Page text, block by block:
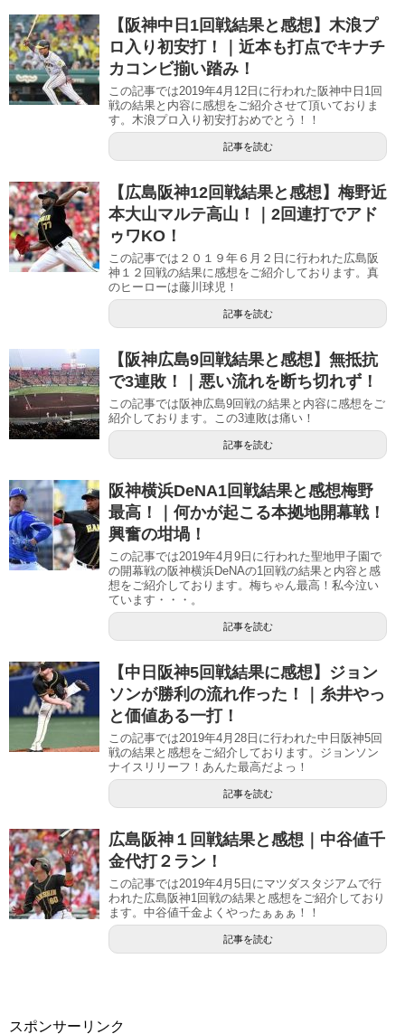
【阪神中日1回戦結果と感想】木浪プ
ロ入り初安打！｜近本も打点でキナチ
カコンビ揃い踏み！
この記事では2019年4月12日に行われた阪神中日1回
戦の結果と内容に感想をご紹介させて頂いておりま
す。木浪プロ入り初安打おめでとう！！
記事を読む
【広島阪神12回戦結果と感想】梅野近
本大山マルテ高山！｜2回連打でアド
ゥワKO！
この記事では２０１９年６月２日に行われた広島阪
神１２回戦の結果に感想をご紹介しております。真
のヒーローは藤川球児！
記事を読む
【阪神広島9回戦結果と感想】無抵抗
で3連敗！｜悪い流れを断ち切れず！
この記事では阪神広島9回戦の結果と内容に感想をご
紹介しております。この3連敗は痛い！
記事を読む
阪神横浜DeNA1回戦結果と感想梅野
最高！｜何かが起こる本拠地開幕戦！
興奮の坩堝！
この記事では2019年4月9日に行われた聖地甲子園で
の開幕戦の阪神横浜DeNAの1回戦の結果と内容と感
想をご紹介しております。梅ちゃん最高！私今泣い
ています・・・。
記事を読む
【中日阪神5回戦結果に感想】ジョン
ソンが勝利の流れ作った！｜糸井やっ
と価値ある一打！
この記事では2019年4月28日に行われた中日阪神5回
戦の結果と感想をご紹介しております。ジョンソン
ナイスリリーフ！あんた最高だよっ！
記事を読む
広島阪神１回戦結果と感想｜中谷値千
金代打２ラン！
この記事では2019年4月5日にマツダスタジアムで行
われた広島阪神1回戦の結果と感想をご紹介しており
ます。中谷値千金よくやったぁぁぁ！！
記事を読む
スポンサーリンク